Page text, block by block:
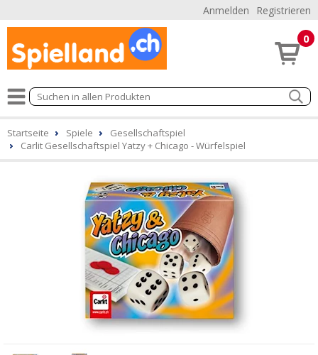
Anmelden Registrieren
0
Startseite Spiele
Gesellschaftspiel
Carlit Gesellschaftspiel Yatzy + Chicago - Würfelspiel